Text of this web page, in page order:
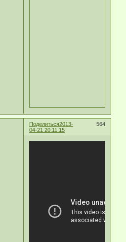
Поделиться 564
2013-
04-21 20:11:15